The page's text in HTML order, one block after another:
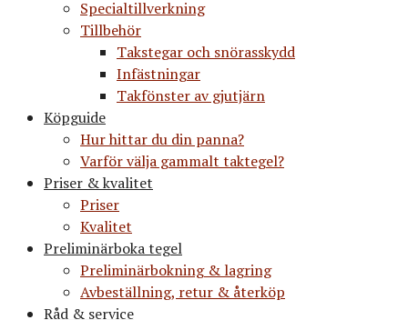
Specialtillverkning
Tillbehör
Takstegar och snörasskydd
Infästningar
Takfönster av gjutjärn
Köpguide
Hur hittar du din panna?
Varför välja gammalt taktegel?
Priser & kvalitet
Priser
Kvalitet
Preliminärboka tegel
Preliminärbokning & lagring
Avbeställning, retur & återköp
Råd & service